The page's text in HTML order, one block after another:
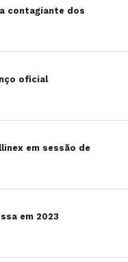
contagiante dos
oficial
em sessão de
em 2023